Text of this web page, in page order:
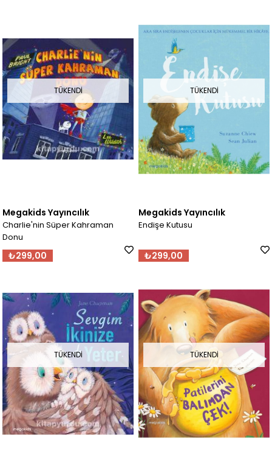
TÜKENDI
Megakids Yayıncılık
Charlie'nin Süper Kahraman
Donu
₺299,00
TÜKENDI
Megakids Yayıncılık
Endişe Kutusu
₺299,00
TÜKENDI TÜKENDI